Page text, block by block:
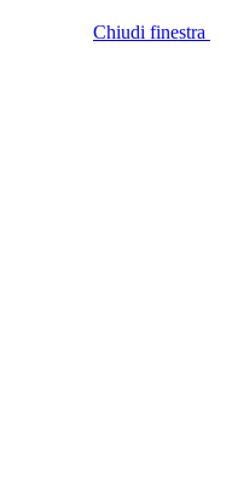
Chiudi finestra